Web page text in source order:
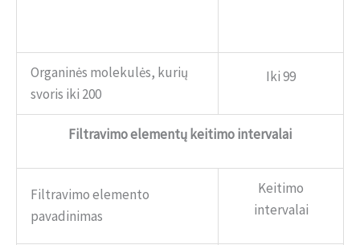
Organinės molekulės, kurių
svoris iki 200
Iki 99
Filtravimo elementų keitimo intervalai
Filtravimo elemento
pavadinimas
Keitimo
intervalai